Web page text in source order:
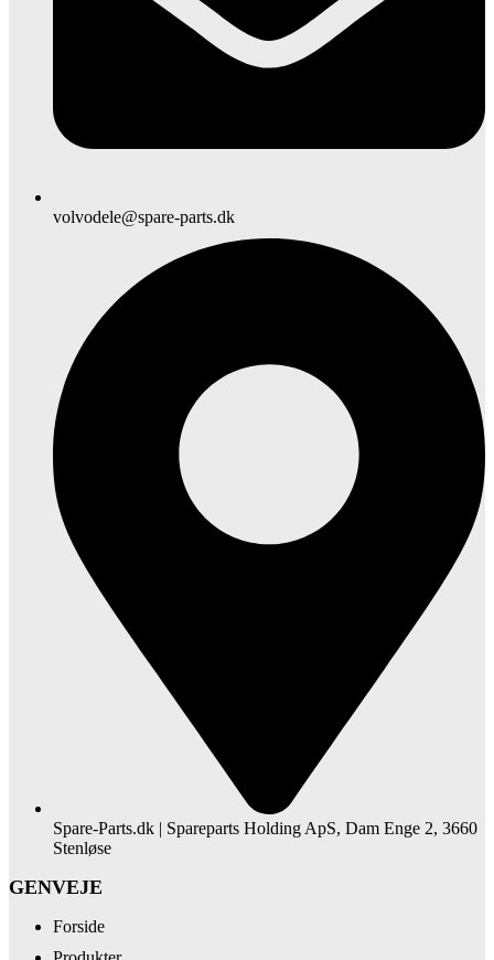
volvodele@spare-parts.dk
Spare-Parts.dk | Spareparts Holding ApS, Dam Enge 2, 3660
Stenløse
GENVEJE
Forside